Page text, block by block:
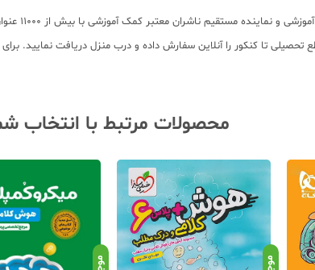
تحصیلی تا کنکور را آنلاین سفارش داده و درب منزل دریافت نمایید.
محصولات مرتبط با انتخاب